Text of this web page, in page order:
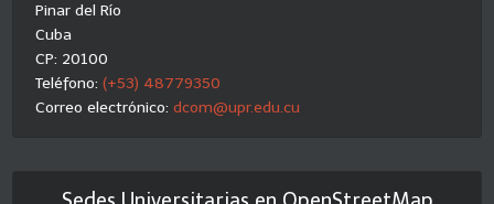
Pinar del Río
Cuba
CP: 20100
Teléfono:(+53) 48779350
Correo electrónico:dcom@upr.edu.cu